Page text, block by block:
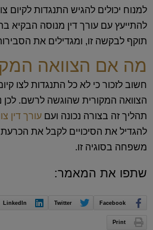
למנוח יכולים להגיש התנגדות לקיום
להתייעץ עם עורך דין מנוסה הבקיא
תוקף לבקשה זו, ומגדילים את
מה אם הצוואה
חשוב לזכור כי לא כל התנגדות לצו
הצוואה המקורית שהוגשה לרשם. לכן
תהליך זה בצורה נכונה ועם עורך דין
להגדיל את הסיכויים לקבל את הכרעת
משפחה בסוגיה זו.
שתפו את המאמר:
Facebook
Twitter
LinkedIn
Print